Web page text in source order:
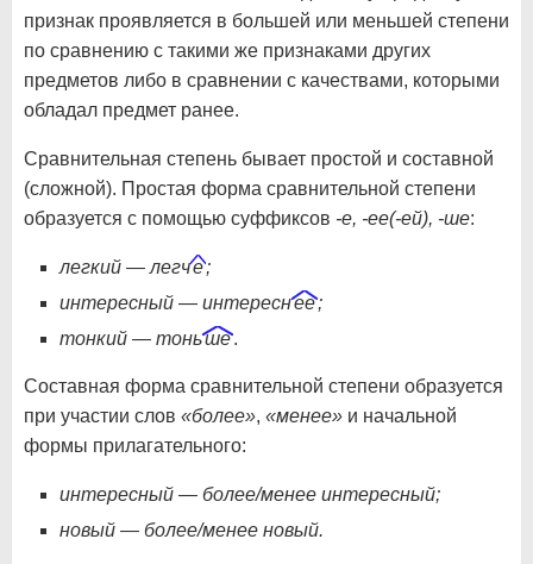
признак проявляется в большей или меньшей степени
по сравнению с такими же признаками других
предметов либо в сравнении с качествами, которыми
обладал предмет ранее.
Сравнительная степень бывает простой и составной
(сложной). Простая форма сравнительной степени
образуется с помощью суффиксов -е, -ее(-ей), -ше:
легкий — легче;
интересный — интереснее;
тонкий — тоньше.
Составная форма сравнительной степени образуется
при участии слов «более», «менее» и начальной
формы прилагательного:
интересный — более/менее интересный;
новый — более/менее новый.